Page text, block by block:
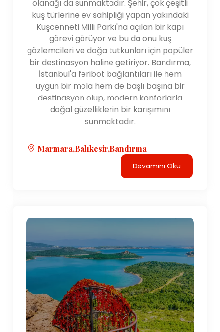
olanağı da sunmaktadır. Şehir, çok çeşitli
kuş türlerine ev sahipliği yapan yakındaki
Kuşcenneti Milli Parkı'na açılan bir kapı
görevi görüyor ve bu da onu kuş
gözlemcileri ve doğa tutkunları için popüler
bir destinasyon haline getiriyor. Bandırma,
İstanbul'a feribot bağlantıları ile hem
uygun bir mola hem de başlı başına bir
destinasyon olup, modern konforlarla
doğal güzelliklerin bir karışımını
sunmaktadır.
Marmara,Balıkesir,Bandırma
Devamını Oku